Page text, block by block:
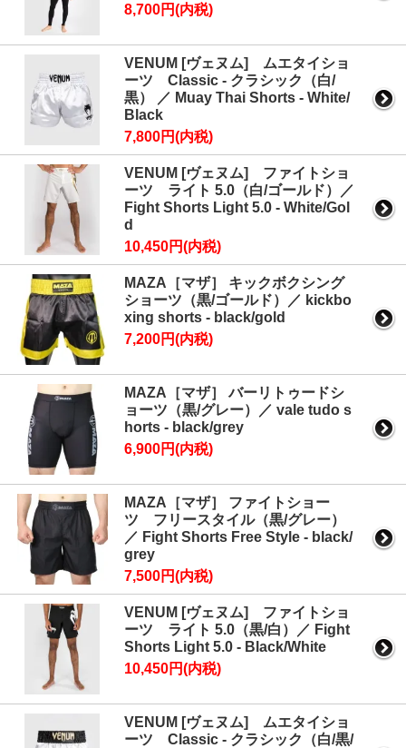
8,700円(内税)
VENUM [ヴェヌム] ムエタイショ
ーツ Classic - クラシック（白/
黒） ／ Muay Thai Shorts - White/
Black
7,800円(内税)
VENUM [ヴェヌム] ファイトショ
ーツ ライト 5.0（白/ゴールド）／
Fight Shorts Light 5.0 - White/Gol
d
10,450円(内税)
MAZA［マザ］ キックボクシング
ショーツ（黒/ゴールド）／ kickbo
xing shorts - black/gold
7,200円(内税)
MAZA［マザ］ バーリトゥードシ
ョーツ（黒/グレー）／ vale tudo s
horts - black/grey
6,900円(内税)
MAZA［マザ］ ファイトショー
ツ フリースタイル（黒/グレー）
／ Fight Shorts Free Style - black/
grey
7,500円(内税)
VENUM [ヴェヌム] ファイトショ
ーツ ライト 5.0（黒/白）／ Fight
Shorts Light 5.0 - Black/White
10,450円(内税)
VENUM [ヴェヌム] ムエタイショ
ーツ Classic - クラシック（白/黒/